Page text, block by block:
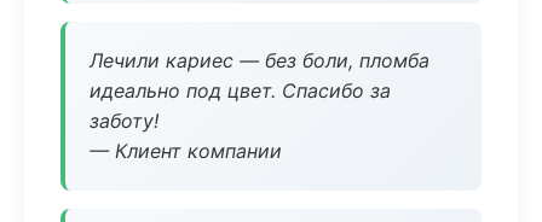
Лечили кариес — без боли, пломба
идеально под цвет. Спасибо за
заботу!
— Клиент компании